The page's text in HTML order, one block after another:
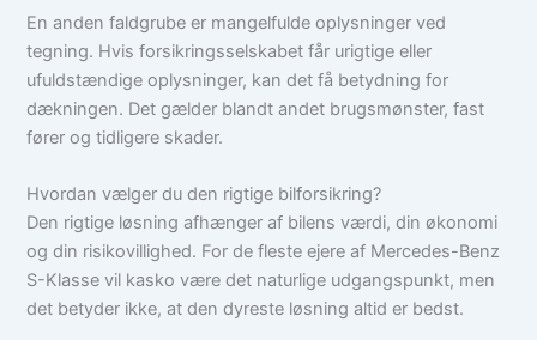
En anden faldgrube er mangelfulde oplysninger ved
tegning. Hvis forsikringsselskabet får urigtige eller
ufuldstændige oplysninger, kan det få betydning for
dækningen. Det gælder blandt andet brugsmønster, fast
fører og tidligere skader.
Hvordan vælger du den rigtige bilforsikring?
Den rigtige løsning afhænger af bilens værdi, din økonomi
og din risikovillighed. For de fleste ejere af Mercedes-Benz
S-Klasse vil kasko være det naturlige udgangspunkt, men
det betyder ikke, at den dyreste løsning altid er bedst.